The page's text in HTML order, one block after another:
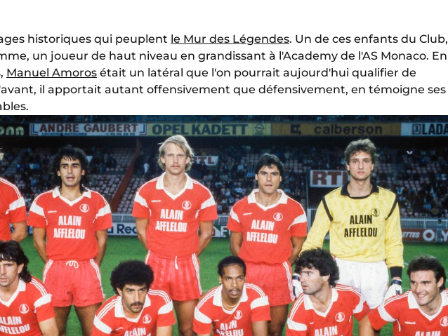
historiques qui peuplent le Mur des Légendes. Un de ces enfants du Club,
un joueur de haut niveau en grandissant à l'Academy de l'AS Monaco. En
Manuel Amoros était un latéral que l'on pourrait aujourd'hui qualifier de
il apportait autant offensivement que défensivement, en témoigne ses